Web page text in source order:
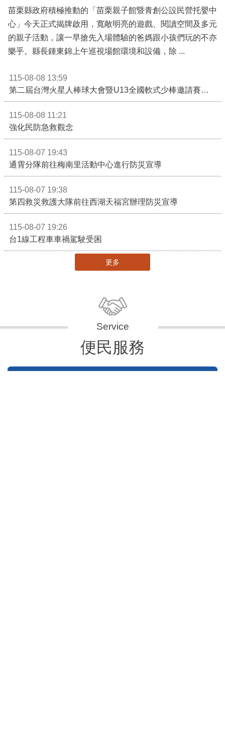
苗栗縣政府積極推動的「苗栗親子館暨青創公設民營托嬰中
心」今天正式揭牌啟用，寬敞明亮的遊戲、閱讀空間及多元
的親子活動，讓一早搶先入場體驗的爸媽跟小孩們玩的不亦
樂乎。縣長鍾東錦上午巡視場館環境和設備，除 ...
115-08-08 13:59
第二屆台灣火星人棒球大會暨U13全國軟式少棒邀請賽在苗栗舉辦
115-08-08 11:21
強化民防急救觀念
115-08-07 19:43
通霄分隊前往梅南里活動中心進行防災宣導
115-08-07 19:38
第四救災救護大隊前往西湖天福宮辦理防災宣導
115-08-07 19:26
台1線工程車車禍駕駛受困
更多
便民服務